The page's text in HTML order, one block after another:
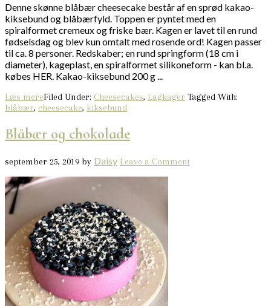
Denne skønne blåbær cheesecake består af en sprød kakao-
kiksebund og blåbærfyld. Toppen er pyntet med en
spiralformet cremeux og friske bær. Kagen er lavet til en rund
fødselsdag og blev kun omtalt med rosende ord! Kagen passer
til ca. 8 personer. Redskaber; en rund springform (18 cm i
diameter), kageplast, en spiralformet silikoneform - kan bl.a.
købes HER. Kakao-kiksebund 200 g ...
Læs mereFiled Under: Cheesecakes, Lagkager Tagged With:
blåbær, cheesecake, kiksebund
Blåbær og chokolade
september 25, 2019 by Daisy Leave a Comment